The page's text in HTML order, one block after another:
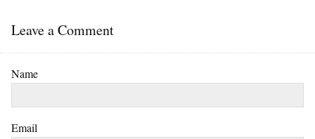
Leave a Comment
Name
Email